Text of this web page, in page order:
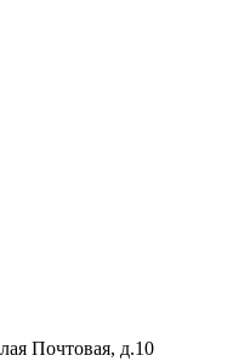
Почтовая, д.10